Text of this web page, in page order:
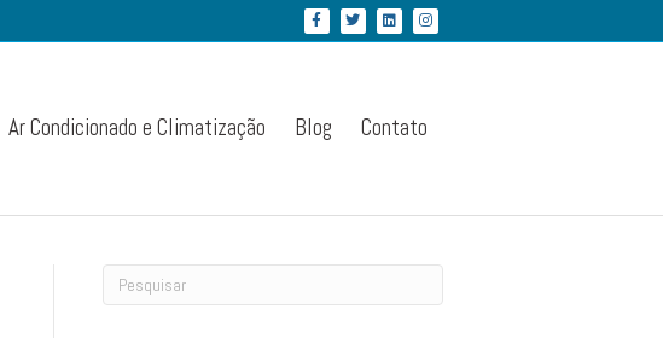
FacebookTwitter Linkedin
Ar Condicionado e Climatização Blog Contato